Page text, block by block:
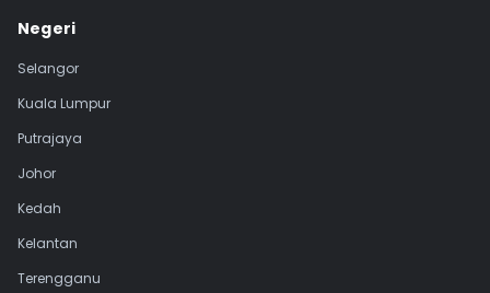
Negeri
Selangor
Kuala Lumpur
Putrajaya
Johor
Kedah
Kelantan
Terengganu